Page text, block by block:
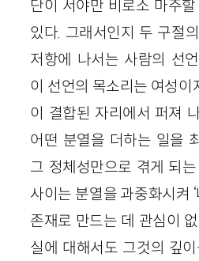
단이 서야만 비로소 마주
있다. 그래서인지 두 구절
저항에 나서는 사람의 선
이 선언의 목소리는 여성이
이 결합된 자리에서 퍼져
어떤 분열을 더하는 일을
그 정체성만으로 겪게 되
사이는 분열을 과중화시켜
존재로 만드는 데 관심이
실에 대해서도 그것의 깊